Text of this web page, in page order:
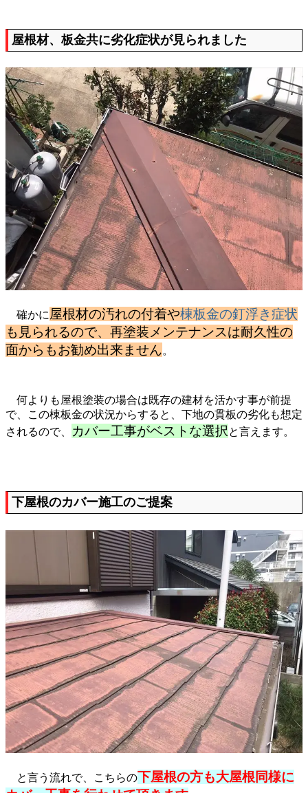
屋根材、板金共に劣化症状が見られました
確かに屋根材の汚れの付着や棟板金の釘浮き症状
も見られるので、再塗装メンテナンスは耐久性の
面からもお勧め出来ません。
何よりも屋根塗装の場合は既存の建材を活かす事が前提
で、この棟板金の状況からすると、下地の貫板の劣化も想定
されるので、
カバー工事がベストな選択と言えます。
下屋根のカバー施工のご提案
と言う流れで、こちらの下屋根の方も大屋根同様に